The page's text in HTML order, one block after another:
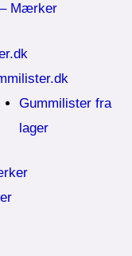
Mærker
Gummilister fra
lager